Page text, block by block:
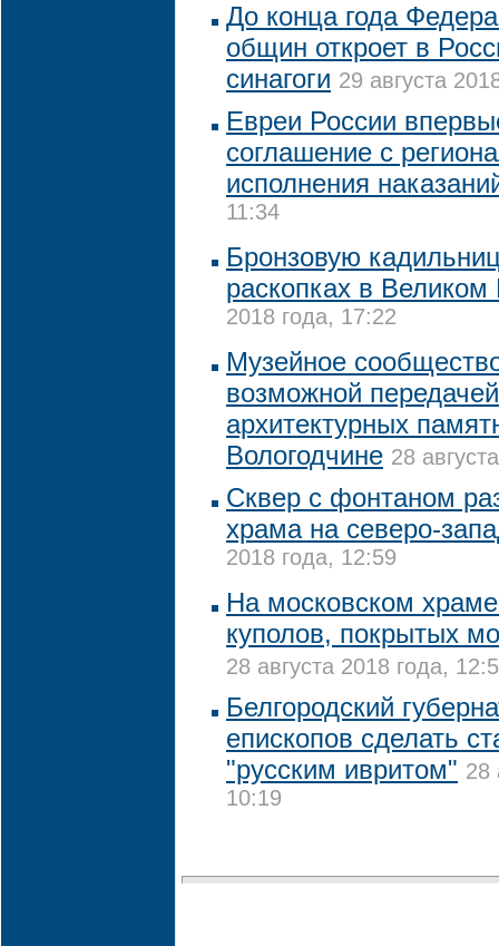
До конца года
общин откроет в
синагоги 29 августа
Евреи России
соглашение с
исполнения
11:34
Бронзовую
раскопках в Великом
2018 года, 17:22
Музейное
возможной
архитектурных
Вологодчине 28
Сквер с фонтаном
храма на северо-
2018 года, 12:59
На московском
куполов, покрытых
28 августа 2018 года,
Белгородский
епископов сделать
"русским ивритом" 28
10:19